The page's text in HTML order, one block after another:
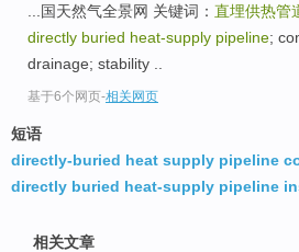
...国天然气全景网 关键词： 直埋供热管
directly buried heat-supply pipeline;
drainage; stability ..
基于6个网页-相关网页
短语
directly-buried heat supply pipeline
directly buried heat-supply pipeline
相关文章